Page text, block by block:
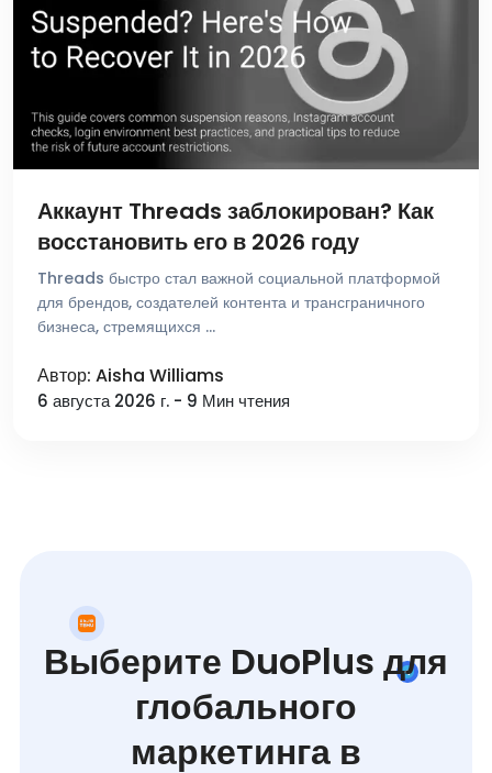
Аккаунт Threads заблокирован? Как
восстановить его в 2026 году
Threads быстро стал важной социальной платформой
для брендов, создателей контента и трансграничного
бизнеса, стремящихся …
Автор: Aisha Williams
6 августа 2026 г. - 9 Мин чтения
Выберите DuoPlus для
глобального
маркетинга в